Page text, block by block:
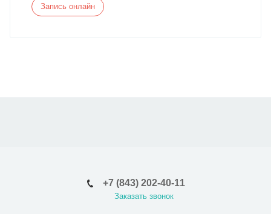
Запись онлайн
+7 (843) 202-40-11
Заказать звонок